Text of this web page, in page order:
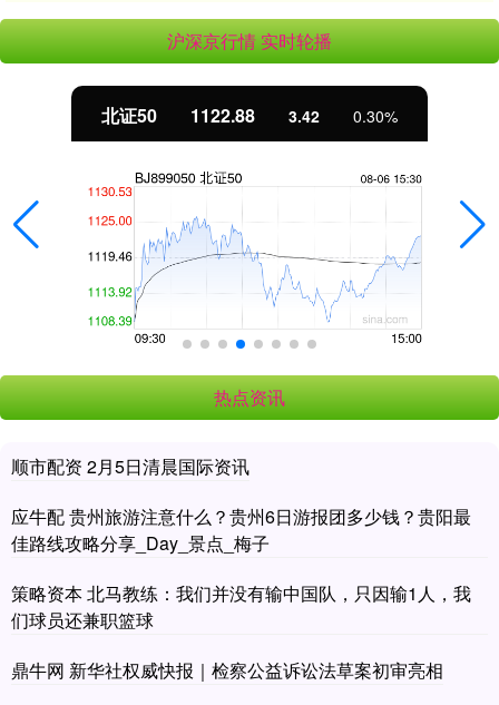
沪深京行情 实时轮播
北证50 1122.88 3.42 0.30%
热点资讯
顺市配资 2月5日清晨国际资讯
应牛配 贵州旅游注意什么？贵州6日游报团多少钱？贵阳最
佳路线攻略分享_Day_景点_梅子
策略资本 北马教练：我们并没有输中国队，只因输1人，我
们球员还兼职篮球
鼎牛网 新华社权威快报｜检察公益诉讼法草案初审亮相